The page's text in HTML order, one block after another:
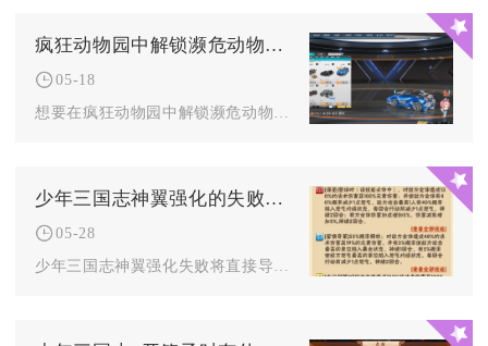
疯狂动物园中解锁濒危动物等级的步骤是什么
05-18
少年三国志神翼强化的失败会有什么后果
05-28